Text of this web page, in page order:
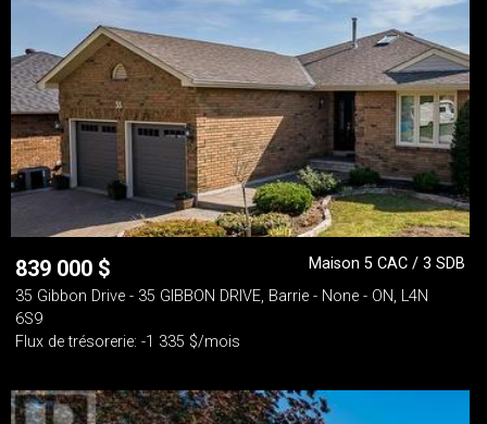
839 000 $
Maison 5 CAC / 3 SDB
35 Gibbon Drive - 35 GIBBON DRIVE, Barrie - None - ON, L4N
6S9
Flux de trésorerie: -1 335 $/mois